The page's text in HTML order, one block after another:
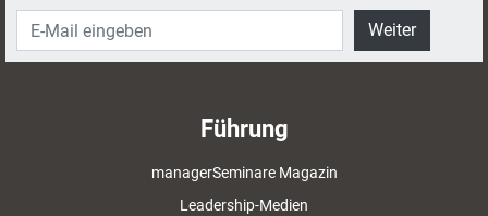
Weiter
Führung
managerSeminare Magazin
Leadership-Medien